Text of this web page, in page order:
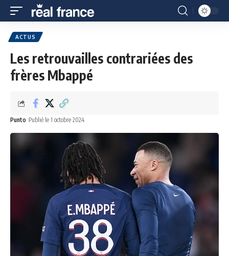
ACTUS
Les retrouvailles contrariées des
frères Mbappé
Punto Publié le 1 octobre 2024